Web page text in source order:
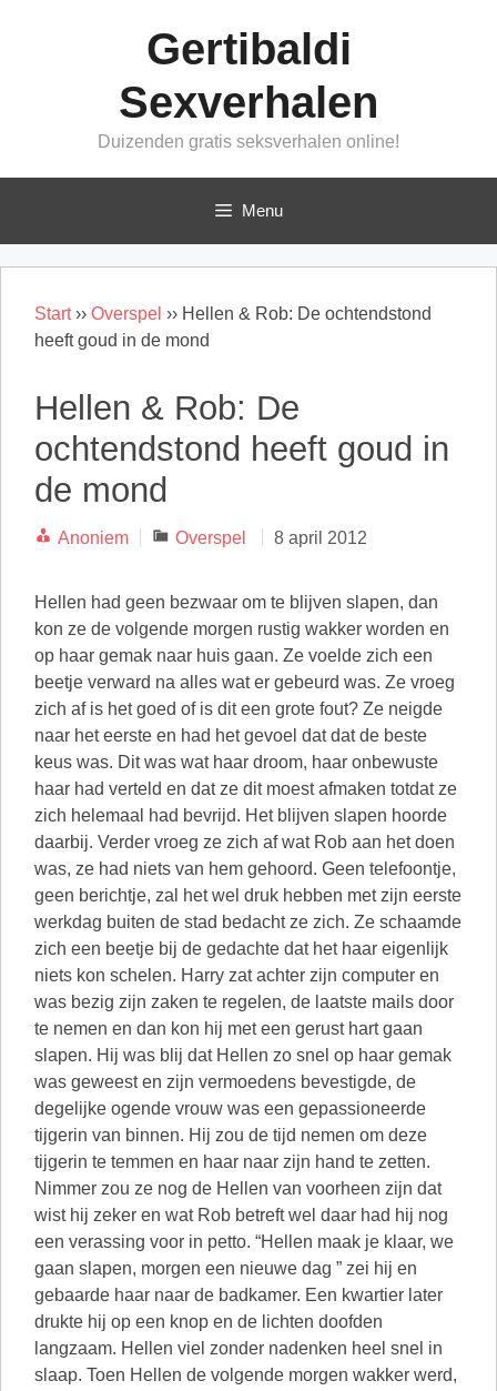
Gertibaldi
Sexverhalen
Duizenden gratis seksverhalen online!
Menu
Start›› Overspel ›› Hellen & Rob: De ochtendstond
heeft goud in de mond
Hellen & Rob: De
ochtendstond heeft goud in
de mond
Anoniem Categorieën
Overspel 8 april 2012
Hellen had geen bezwaar om te blijven slapen, dan
kon ze de volgende morgen rustig wakker worden en
op haar gemak naar huis gaan. Ze voelde zich een
beetje verward na alles wat er gebeurd was. Ze vroeg
zich af is het goed of is dit een grote fout? Ze neigde
naar het eerste en had het gevoel dat dat de beste
keus was. Dit was wat haar droom, haar onbewuste
haar had verteld en dat ze dit moest afmaken totdat ze
zich helemaal had bevrijd. Het blijven slapen hoorde
daarbij. Verder vroeg ze zich af wat Rob aan het doen
was, ze had niets van hem gehoord. Geen telefoontje,
geen berichtje, zal het wel druk hebben met zijn eerste
werkdag buiten de stad bedacht ze zich. Ze schaamde
zich een beetje bij de gedachte dat het haar eigenlijk
niets kon schelen. Harry zat achter zijn computer en
was bezig zijn zaken te regelen, de laatste mails door
te nemen en dan kon hij met een gerust hart gaan
slapen. Hij was blij dat Hellen zo snel op haar gemak
was geweest en zijn vermoedens bevestigde, de
degelijke ogende vrouw was een gepassioneerde
tijgerin van binnen. Hij zou de tijd nemen om deze
tijgerin te temmen en haar naar zijn hand te zetten.
Nimmer zou ze nog de Hellen van voorheen zijn dat
wist hij zeker en wat Rob betreft wel daar had hij nog
een verassing voor in petto. “Hellen maak je klaar, we
gaan slapen, morgen een nieuwe dag ” zei hij en
gebaarde haar naar de badkamer. Een kwartier later
drukte hij op een knop en de lichten doofden
langzaam. Hellen viel zonder nadenken heel snel in
slaap. Toen Hellen de volgende morgen wakker werd,